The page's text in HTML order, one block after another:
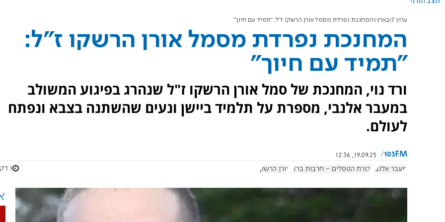
ערוץ 7 בארץ המחנכת נפרדת מסמל אורן הרשקו ז"ל: "תמיד עם חיוך"
המחנכת נפרדת מסמל אורן הרשקו ז"ל:
"תמיד עם חיוך"
ורד נוי, המחנכת של סמל אורן הרשקו ז"ל שנהרג בפיגוע המשולב
במעבר אלנבי, מספרת על תלמיד ביישן ונעים שהשתנה בצבא ונפתח
לעולם.
103FM
19.09.25, 12:36
מעבר אלנבי גבורת הנופלים - חרבות ברזל אורן הרשקו 1 דקות